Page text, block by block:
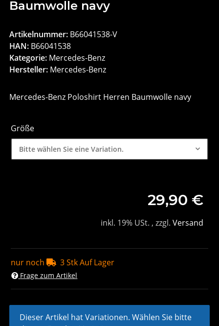
Baumwolle navy
Artikelnummer: B66041538-V
HAN: B66041538
Kategorie: Mercedes-Benz
Hersteller: Mercedes-Benz
Mercedes-Benz Poloshirt Herren Baumwolle navy
Größe
Bitte wählen Sie eine Variation.
29,90 €
inkl. 19% USt. , zzgl. Versand
nur noch 3 Stk Auf Lager
Frage zum Artikel
x
Dieser Artikel hat Variationen. Wählen Sie bitte